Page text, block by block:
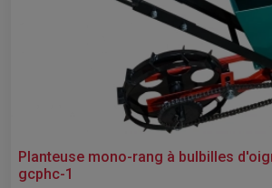
Planteuse mono-rang à bulbilles
gcphc-1